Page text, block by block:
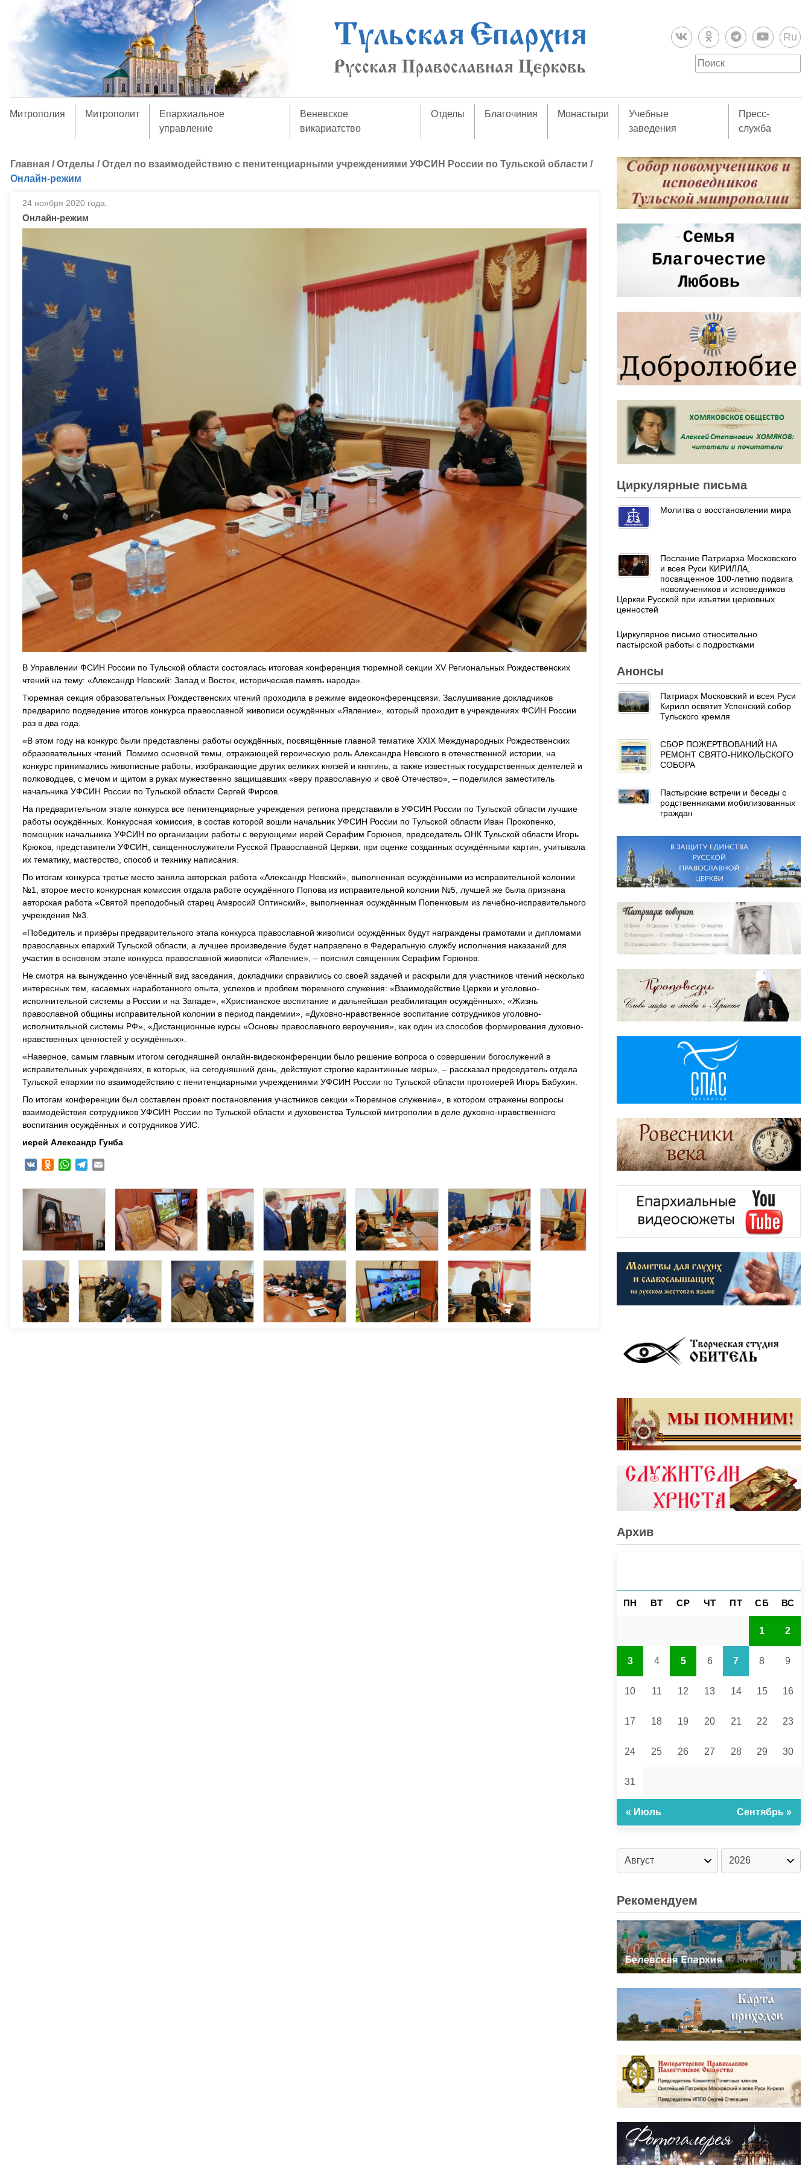
Ru
Митрополия Митрополит
Епархиальное
управление
Веневское
викариатство
Отделы Благочиния Монастыри
Учебные
заведения
Пресс-
служба
Главная /Отделы /Отдел по взаимодействию с пенитенциарными учреждениями УФСИН России по Тульской области /
Онлайн-режим
24 ноября 2020 года.
Онлайн-режим
В Управлении ФСИН России по Тульской области состоялась итоговая конференция тюремной секции XV Региональных Рождественских
чтений на тему: «Александр Невский: Запад и Восток, историческая память народа».
Тюремная секция образовательных Рождественских чтений проходила в режиме видеоконференцсвязи. Заслушивание докладчиков
предварило подведение итогов конкурса православной живописи осуждённых «Явление», который проходит в учреждениях ФСИН России
раз в два года.
«В этом году на конкурс были представлены работы осуждённых, посвящённые главной тематике XXIX Международных Рождественских
образовательных чтений. Помимо основной темы, отражающей героическую роль Александра Невского в отечественной истории, на
конкурс принимались живописные работы, изображающие других великих князей и княгинь, а также известных государственных деятелей и
полководцев, с мечом и щитом в руках мужественно защищавших «веру православную и своё Отечество», – поделился заместитель
начальника УФСИН России по Тульской области Сергей Фирсов.
На предварительном этапе конкурса все пенитенциарные учреждения региона представили в УФСИН России по Тульской области лучшие
работы осуждённых. Конкурсная комиссия, в состав которой вошли начальник УФСИН России по Тульской области Иван Прокопенко,
помощник начальника УФСИН по организации работы с верующими иерей Серафим Горюнов, председатель ОНК Тульской области Игорь
Крюков, представители УФСИН, священнослужители Русской Православной Церкви, при оценке созданных осуждёнными картин, учитывала
их тематику, мастерство, способ и технику написания.
По итогам конкурса третье место заняла авторская работа «Александр Невский», выполненная осуждёнными из исправительной колонии
№1, второе место конкурсная комиссия отдала работе осуждённого Попова из исправительной колонии №5, лучшей же была признана
авторская работа «Святой преподобный старец Амвросий Оптинский», выполненная осуждённым Попенковым из лечебно-исправительного
учреждения №3.
«Победитель и призёры предварительного этапа конкурса православной живописи осуждённых будут награждены грамотами и дипломами
православных епархий Тульской области, а лучшее произведение будет направлено в Федеральную службу исполнения наказаний для
участия в основном этапе конкурса православной живописи «Явление», – пояснил священник Серафим Горюнов.
Не смотря на вынужденно усечённый вид заседания, докладчики справились со своей задачей и раскрыли для участников чтений несколько
интересных тем, касаемых наработанного опыта, успехов и проблем тюремного служения: «Взаимодействие Церкви и уголовно-
исполнительной системы в России и на Западе», «Христианское воспитание и дальнейшая реабилитация осуждённых», «Жизнь
православной общины исправительной колонии в период пандемии», «Духовно-нравственное воспитание сотрудников уголовно-
исполнительной системы РФ», «Дистанционные курсы «Основы православного вероучения», как один из способов формирования духовно-
нравственных ценностей у осуждённых».
«Наверное, самым главным итогом сегодняшней онлайн-видеоконференции было решение вопроса о совершении богослужений в
исправительных учреждениях, в которых, на сегодняшний день, действуют строгие карантинные меры», – рассказал председатель отдела
Тульской епархии по взаимодействию с пенитенциарными учреждениями УФСИН России по Тульской области протоиерей Игорь Бабухин.
По итогам конференции был составлен проект постановления участников секции «Тюремное служение», в котором отражены вопросы
взаимодействия сотрудников УФСИН России по Тульской области и духовенства Тульской митрополии в деле духовно-нравственного
воспитания осуждённых и сотрудников УИС.
иерей Александр Гунба
VK Odnoklassniki
WhatsAppTelegram
Циркулярные письма
Молитва о восстановлении мира
Послание Патриарха Московского
и всея Руси КИРИЛЛА,
посвященное 100-летию подвига
новомучеников и исповедников
Церкви Русской при изъятии церковных
ценностей
Циркулярное письмо относительно
пастырской работы с подростками
Анонсы
Патриарх Московский и всея Руси
Кирилл освятит Успенский собор
Тульского кремля
СБОР ПОЖЕРТВОВАНИЙ НА
РЕМОНТ СВЯТО-НИКОЛЬСКОГО
СОБОРА
Пастырские встречи и беседы с
родственниками мобилизованных
граждан
Архив
ПН ВТ СР ЧТ ПТ СБ ВС
1 2
3 4 5 6 7 8 9
10 11 12 13 14 15 16
17 18 19 20 21 22 23
24 25 26 27 28 29 30
31
« Июль Сентябрь »
Рекомендуем